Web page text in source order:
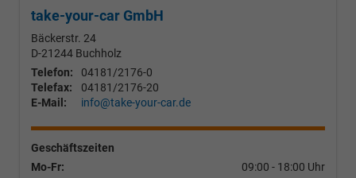
take-your-car GmbH
Bäckerstr. 24
D-21244 Buchholz
Telefon:
04181/2176-0
Telefax:
04181/2176-20
E-Mail:
info@take-your-car.de
Geschäftszeiten
Mo-Fr:
09:00 - 18:00 Uhr